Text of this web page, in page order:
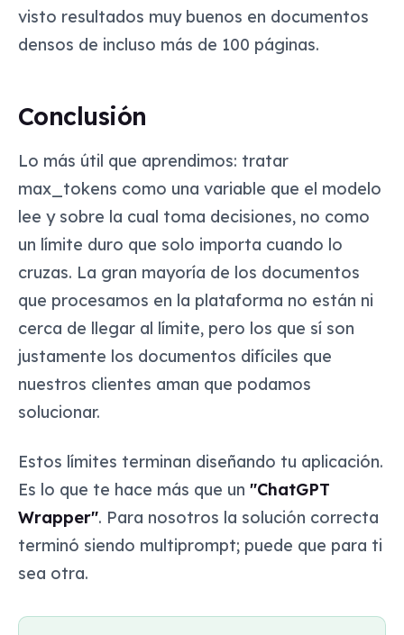
visto resultados muy buenos en documentos
densos de incluso más de 100 páginas.
Conclusión
Lo más útil que aprendimos: tratar
max_tokens como una variable que el modelo
lee y sobre la cual toma decisiones, no como
un límite duro que solo importa cuando lo
cruzas. La gran mayoría de los documentos
que procesamos en la plataforma no están ni
cerca de llegar al límite, pero los que sí son
justamente los documentos difíciles que
nuestros clientes aman que podamos
solucionar.
Estos límites terminan diseñando tu aplicación.
Es lo que te hace más que un "ChatGPT
Wrapper". Para nosotros la solución correcta
terminó siendo multiprompt; puede que para ti
sea otra.